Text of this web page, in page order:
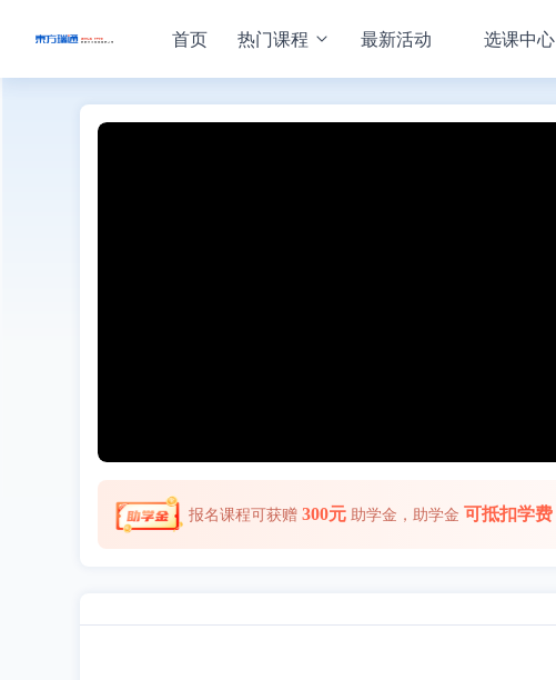
首页 热门课程 最新活动 选课中心
报名课程可获赠300元 助学金，助学金 可抵扣学费